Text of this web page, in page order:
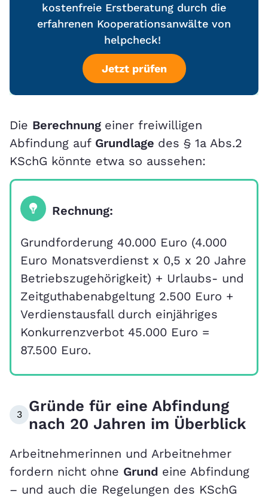
kostenfreie Erstberatung durch die
erfahrenen Kooperationsanwälte von
helpcheck!
Jetzt prüfen
Die Berechnung einer freiwilligen
Abfindung auf Grundlage des § 1a Abs.2
KSchG könnte etwa so aussehen:
Rechnung:
Grundforderung 40.000 Euro (4.000
Euro Monatsverdienst x 0,5 x 20 Jahre
Betriebszugehörigkeit) + Urlaubs- und
Zeitguthabenabgeltung 2.500 Euro +
Verdienstausfall durch einjähriges
Konkurrenzverbot 45.000 Euro =
87.500 Euro.
3
Gründe für eine Abfindung
nach 20 Jahren im Überblick
Arbeitnehmerinnen und Arbeitnehmer
fordern nicht ohne Grund eine Abfindung
– und auch die Regelungen des KSchG